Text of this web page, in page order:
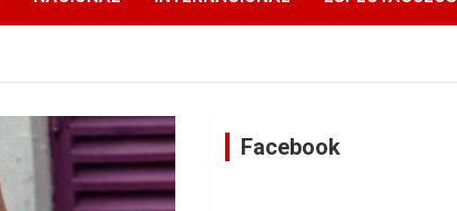
Facebook